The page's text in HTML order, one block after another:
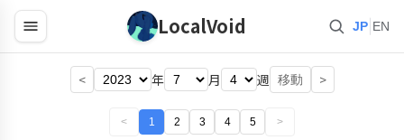
LocalVoid JP EN
< 年 月 週 移動 >
< 1 2 3 4 5 >